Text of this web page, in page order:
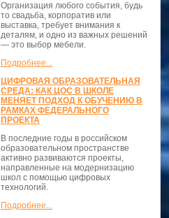
Организация любого события, будь
то свадьба, корпоратив или
выставка, требует внимания к
деталям, и одно из важных решений
— это выбор мебели.
Подробнее...
ЦИФРОВАЯ ОБРАЗОВАТЕЛЬНАЯ
СРЕДА: КАК ЦОС В ШКОЛЕ
МЕНЯЕТ ПОДХОД К ОБУЧЕНИЮ В
РАМКАХ ФЕДЕРАЛЬНОГО
ПРОЕКТА
В последние годы в российском
образовательном пространстве
активно развиваются проекты,
направленные на модернизацию
школ с помощью цифровых
технологий.
Подробнее...